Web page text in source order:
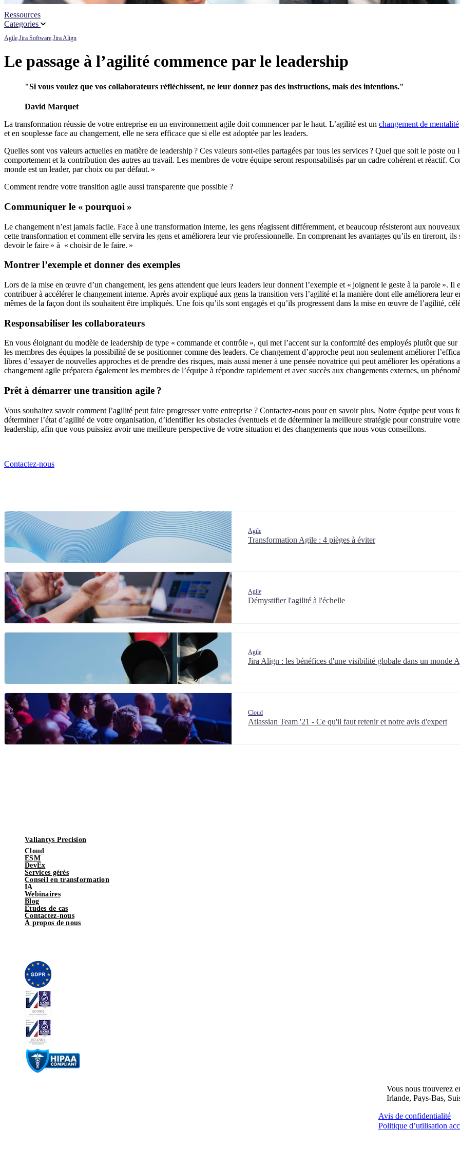
Ressources
Categories
Agile,Jira Software,Jira Align
Le passage à l’agilité commence par le leadership
"Si vous voulez que vos collaborateurs réfléchissent, ne leur donnez pas des instructions, mais des intentions."
David Marquet
La transformation réussie de votre entreprise en un environnement agile doit commencer par le haut. L’agilité est un changement de mentalité
et en souplesse face au changement, elle ne sera efficace que si elle est adoptée par les leaders.
Quelles sont vos valeurs actuelles en matière de leadership ? Ces valeurs sont-elles partagées par tous les services ? Quel que soit le poste
comportement et la contribution des autres au travail. Les membres de votre équipe seront responsabilisés par un cadre cohérent et réactif.
monde est un leader, par choix ou par défaut. »
Comment rendre votre transition agile aussi transparente que possible ?
Communiquer le « pourquoi »
Le changement n’est jamais facile. Face à une transformation interne, les gens réagissent différemment, et beaucoup résisteront aux
cette transformation et comment elle servira les gens et améliorera leur vie professionnelle. En comprenant les avantages qu’ils en tireront,
devoir le faire » à « choisir de le faire. »
Montrer l’exemple et donner des exemples
Lors de la mise en œuvre d’un changement, les gens attendent que leurs leaders leur donnent l’exemple et « joignent le geste à la parole ».
contribuer à accélérer le changement interne. Après avoir expliqué aux gens la transition vers l’agilité et la manière dont elle améliorera
mêmes de la façon dont ils souhaitent être impliqués. Une fois qu’ils sont engagés et qu’ils progressent dans la mise en œuvre de l’agilité,
Responsabiliser les collaborateurs
En vous éloignant du modèle de leadership de type « commande et contrôle », qui met l’accent sur la conformité des employés plutôt que
les membres des équipes la possibilité de se positionner comme des leaders. Ce changement d’approche peut non seulement améliorer
libres d’essayer de nouvelles approches et de prendre des risques, mais aussi mener à une pensée novatrice qui peut améliorer les
changement agile préparera également les membres de l’équipe à répondre rapidement et avec succès aux changements externes, un
Prêt à démarrer une transition agile ?
Vous souhaitez savoir comment l’agilité peut faire progresser votre entreprise ? Contactez-nous pour en savoir plus. Notre équipe peut
déterminer l’état d’agilité de votre organisation, d’identifier les obstacles éventuels et de déterminer la meilleure stratégie pour construire
leadership, afin que vous puissiez avoir une meilleure perspective de votre situation et des changements que nous vous conseillons.
Contactez-nous
Agile
Transformation Agile : 4 pièges à éviter
Agile
Démystifier l'agilité à l'échelle
Agile
Jira Align : les bénéfices d'une visibilité globale dans un monde
Cloud
Atlassian Team '21 - Ce qu'il faut retenir et notre avis d'expert
Valiantys Precision
Cloud
ESM
DevEx
Services gérés
Conseil en transformation
IA
Webinaires
Blog
Études de cas
Contactez-nous
À propos de nous
Vous nous trouverez
Irlande, Pays-Bas,
Avis de confidentialité
Politique d’utilisation